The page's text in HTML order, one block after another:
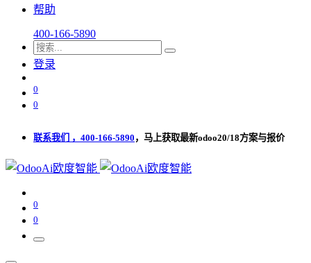
帮助
400-166-5890
登录
0
0
联系我们 ，400-166-5890 ，马上获取最新odoo20/18方案与报价
0
0